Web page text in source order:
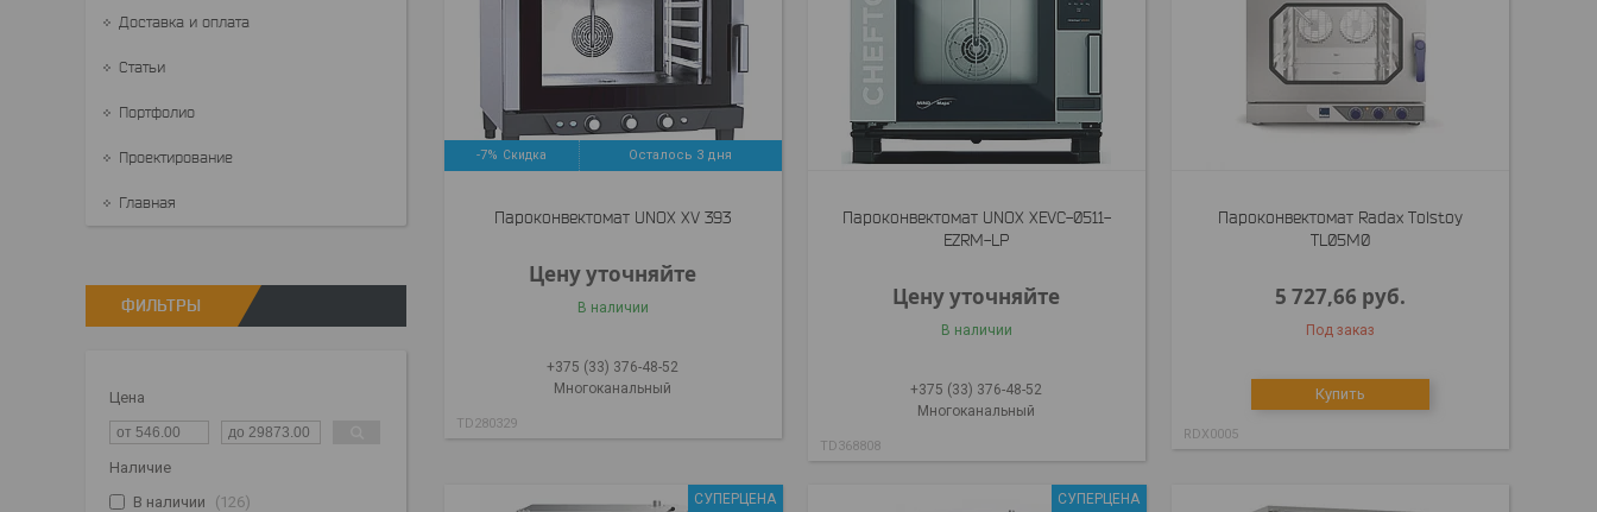
-7% Осталось 3 дня
Пароконвектомат UNOX XV 393
Цену уточняйте
В наличии
+375 (33) 376-48-52
Многоканальный
TD280329
Пароконвектомат UNOX XEVC-0511-
EZRM-LP
Цену уточняйте
В наличии
+375 (33) 376-48-52
Многоканальный
TD368808
Пароконвектомат Radax Tolstoy
TL05M0
5 727,66 руб.
Под заказ
Купить
RDX0005
СУПЕРЦЕНА СУПЕРЦЕНА
Доставка и оплата
Статьи
Портфолио
Проектирование
Главная
ФИЛЬТРЫ
Цена
Наличие
В наличии
126